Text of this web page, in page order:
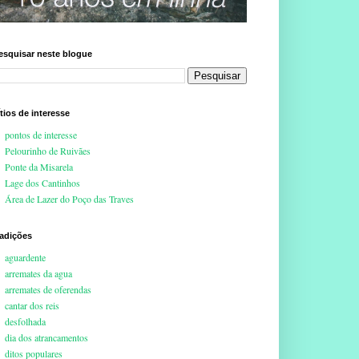
neste blogue
de interesse
pontos de interesse
Pelourinho de Ruivães
Ponte da Misarela
Lage dos Cantinhos
Área de Lazer do Poço das Traves
aguardente
arremates da agua
arremates de oferendas
cantar dos reis
desfolhada
dia dos atrancamentos
ditos populares